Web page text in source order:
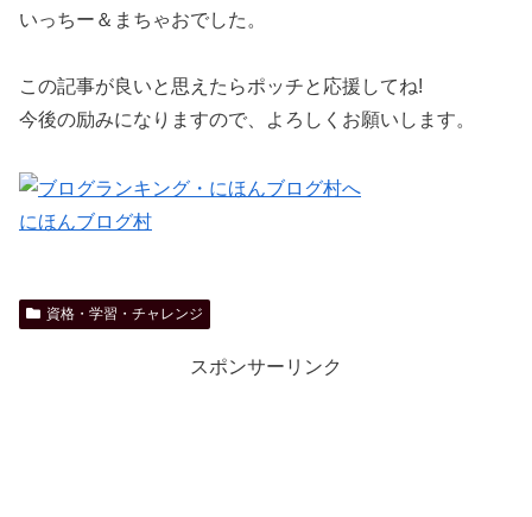
いっちー＆まちゃおでした。
この記事が良いと思えたらポッチと応援してね!
今後の励みになりますので、よろしくお願いします。
にほんブログ村
資格・学習・チャレンジ
スポンサーリンク